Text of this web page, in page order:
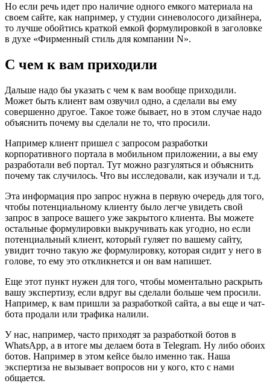
Но если речь идет про наличие одного емкого материала на
своем сайте, как например, у студии синеволосого дизайнера,
то лучше обойтись краткой емкой формулировкой в заголовке
в духе «Фирменный стиль для компании N».
С чем к вам приходили
Дальше надо бы указать с чем к вам вообще приходили.
Может быть клиент вам озвучил одно, а сделали вы ему
совершенно другое. Такое тоже бывает, но в этом случае надо
объяснить почему вы сделали не то, что просили.
Например клиент пришел с запросом разработки
корпоративного портала в мобильном приложении, а вы ему
разработали веб портал. Тут можно разгуляться и объяснить
почему так случилось. Что вы исследовали, как изучали и т.д.
Эта информация про запрос нужна в первую очередь для того,
чтобы потенциальному клиенту было легче увидеть свой
запрос в запросе вашего уже закрытого клиента. Вы можете
остальные формулировки выкручивать как угодно, но если
потенциальный клиент, который гуляет по вашему сайту,
увидит точно такую же формулировку, которая сидит у него в
голове, то ему это откликнется и он вам напишет.
Еще этот пункт нужен для того, чтобы моментально раскрыть
вашу экспертизу, если вдруг вы сделали больше чем просили.
Например, к вам пришли за разработкой сайта, а вы еще и чат-
бота продали или трафика налили.
У нас, например, часто приходят за разработкой ботов в
WhatsApp, а в итоге мы делаем бота в Telegram. Ну либо обоих
ботов. Например в этом кейсе было именно так. Наша
экспертиза не вызывает вопросов ни у кого, кто с нами
общается.